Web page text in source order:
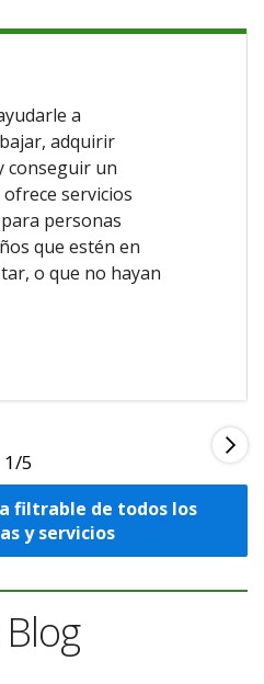
a
adquirir
conseguir un
servicios
personas
que estén en
o que no hayan
1
filtrable de todos los
y servicios